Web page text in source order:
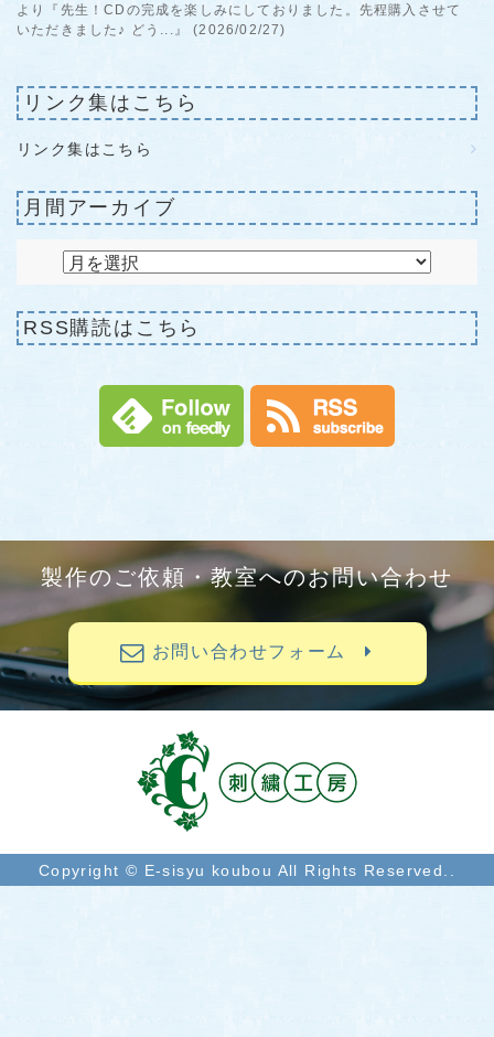
より『先生！CDの完成を楽しみにしておりました。先程購入させて
いただきました♪ どう...』 (2026/02/27)
リンク集はこちら
リンク集はこちら
月間アーカイブ
RSS購読はこちら
製作のご依頼・教室へのお問い合わせ
お問い合わせフォーム
Copyright © E-sisyu koubou All Rights Reserved..